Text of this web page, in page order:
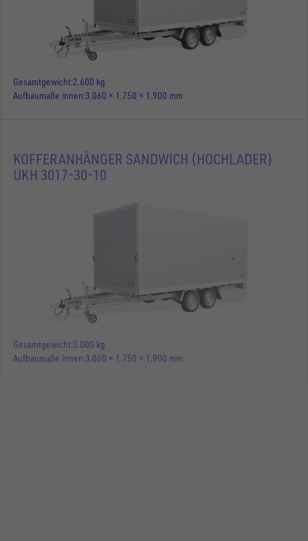
Gesamtgewicht 2.600 kg
Aufbaumaße innen 3.060 × 1.750 × 1.900 mm
KOFFERANHÄNGER SANDWICH (HOCHLADER)
UKH 3017-30-10
Gesamtgewicht 3.000 kg
Aufbaumaße innen 3.060 × 1.750 × 1.900 mm